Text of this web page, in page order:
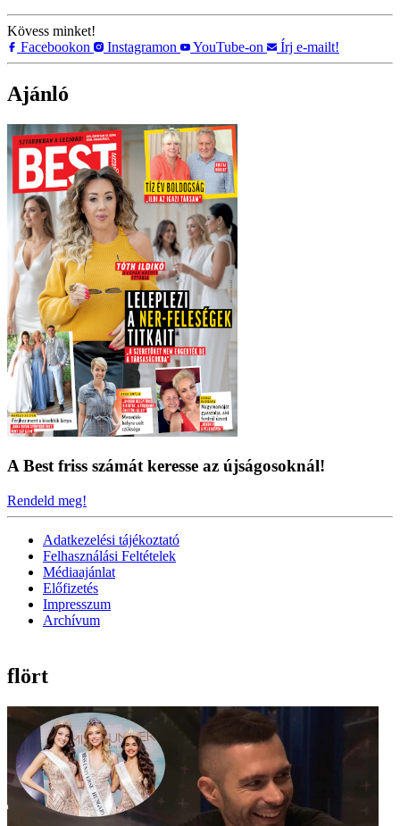
Kövess minket!
Facebookon
Instagramon YouTube-on Írj e-mailt!
Ajánló
A Best friss számát keresse az újságosoknál!
Rendeld meg!
Adatkezelési tájékoztató
Felhasználási Feltételek
Médiaajánlat
Előfizetés
Impresszum
Archívum
flört